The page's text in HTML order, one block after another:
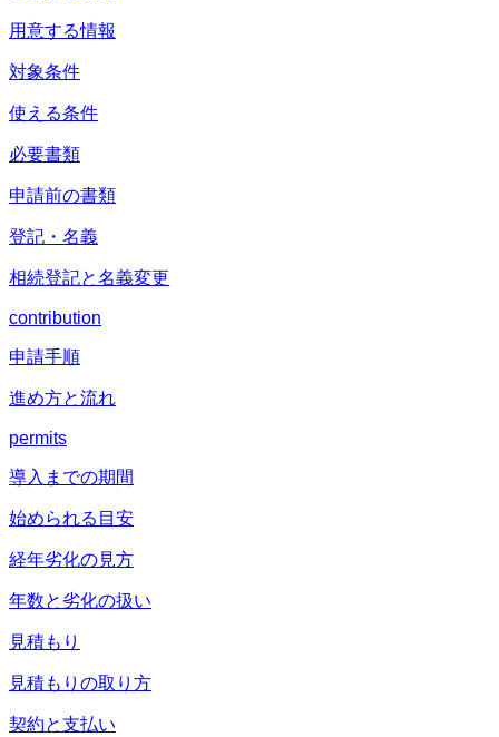
用意する情報
対象条件
使える条件
必要書類
申請前の書類
登記・名義
相続登記と名義変更
contribution
申請手順
進め方と流れ
permits
導入までの期間
始められる目安
経年劣化の見方
年数と劣化の扱い
見積もり
見積もりの取り方
契約と支払い